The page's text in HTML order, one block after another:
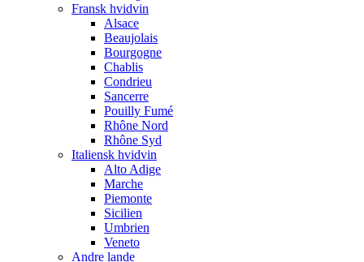
Fransk hvidvin
Alsace
Beaujolais
Bourgogne
Chablis
Condrieu
Sancerre
Pouilly Fumé
Rhône Nord
Rhône Syd
Italiensk hvidvin
Alto Adige
Marche
Piemonte
Sicilien
Umbrien
Veneto
Andre lande